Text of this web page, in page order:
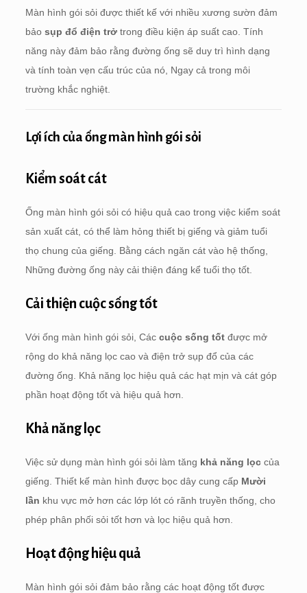
Màn hình gói sỏi được thiết kế với nhiều xương sườn đảm
bảo sụp đổ điện trởtrong điều kiện áp suất cao. Tính
năng này đảm bảo rằng đường ống sẽ duy trì hình dạng
và tính toàn vẹn cấu trúc của nó, Ngay cả trong môi
trường khắc nghiệt.
Lợi ích của ống màn hình gói sỏi
Kiểm soát cát
Ống màn hình gói sỏi có hiệu quả cao trong việc kiểm soát
sản xuất cát, có thể làm hỏng thiết bị giếng và giảm tuổi
thọ chung của giếng. Bằng cách ngăn cát vào hệ thống,
Những đường ống này cải thiện đáng kể tuổi thọ tốt.
Cải thiện cuộc sống tốt
Với ống màn hình gói sỏi, Các cuộc sống tốtđược mở
rộng do khả năng lọc cao và điện trở sụp đổ của các
đường ống. Khả năng lọc hiệu quả các hạt mịn và cát góp
phần hoạt động tốt và hiệu quả hơn.
Khả năng lọc
Việc sử dụng màn hình gói sỏi làm tăng khả năng lọccủa
giếng. Thiết kế màn hình được bọc dây cung cấp Mười
lần khu vực mở hơn các lớp lót có rãnh truyền thống, cho
phép phân phối sỏi tốt hơn và lọc hiệu quả hơn.
Hoạt động hiệu quả
Màn hình gói sỏi đảm bảo rằng các hoạt động tốt được